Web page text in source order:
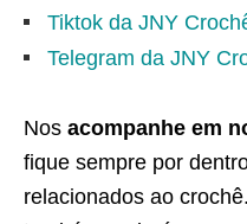
Tiktok da JNY
Telegram da JNY
Nos acompanhe em
fique sempre por
relacionados ao